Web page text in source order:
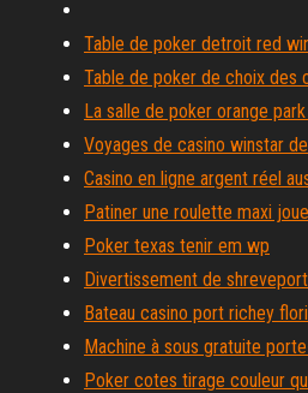
Table de poker detroit red
Table de poker de choix des
La salle de poker orange
Voyages de casino winstar
Casino en ligne argent réel
Patiner une roulette maxi
Poker texas tenir em wp
Divertissement de
Bateau casino port richey
Machine à sous gratuite
Poker cotes tirage couleur